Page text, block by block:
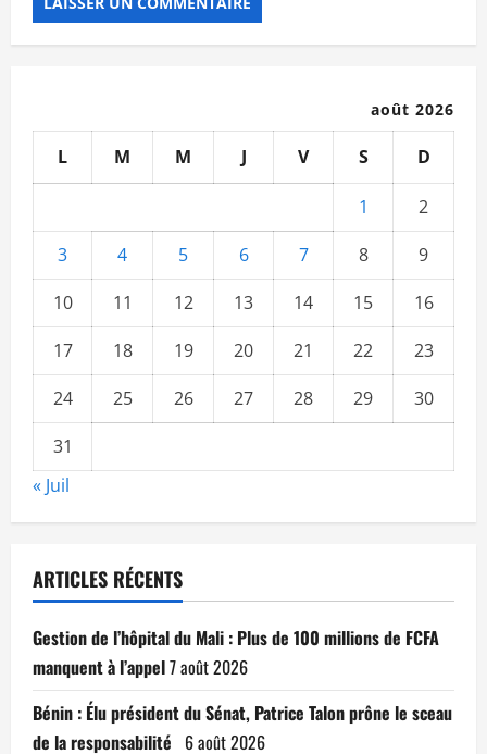
août 2026
L M M J V S D
1
2
3
4 5 6 7 8
9
10
11 12 13 14 15
16
17
18 19 20 21 22
23
24
25 26 27 28 29
30
31
« Juil
ARTICLES RÉCENTS
Gestion de l’hôpital du Mali : Plus de 100 millions de FCFA
manquent à l’appel7 août 2026
Bénin : Élu président du Sénat, Patrice Talon prône le sceau
de la responsabilité 6 août 2026